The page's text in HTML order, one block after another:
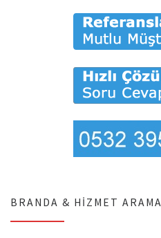
BRANDA & HIZMET ARAMA